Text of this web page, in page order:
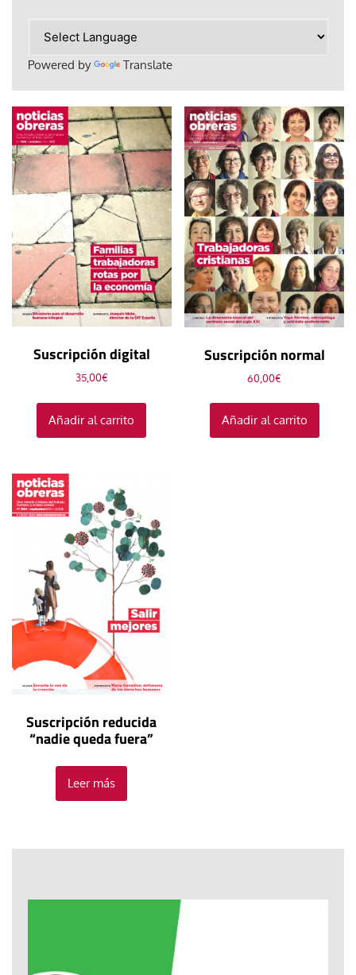
Powered by Translate
Suscripción digital
35,00€
Añadir al carrito
Suscripción normal
60,00€
Añadir al carrito
Suscripción reducida
“nadie queda fuera”
Leer más